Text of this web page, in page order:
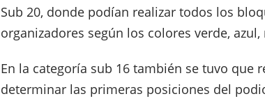
Sub 20, donde podían realizar todos los
organizadores según los colores verde,
En la categoría sub 16 también se tuvo que
determinar las primeras posiciones del